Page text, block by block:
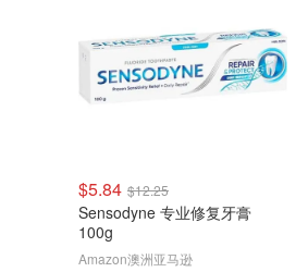
$5.84 $12.25
Sensodyne 专业修复牙膏
100g
Amazon澳洲亚马逊